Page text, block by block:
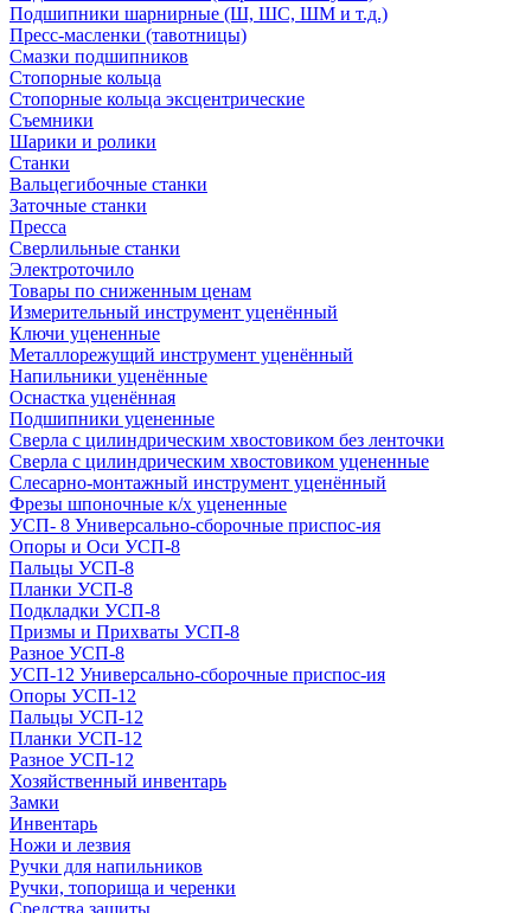
Подшипники шарнирные (Ш, ШС, ШМ и т.д.)
Пресс-масленки (тавотницы)
Смазки подшипников
Стопорные кольца
Стопорные кольца эксцентрические
Съемники
Шарики и ролики
Станки
Вальцегибочные станки
Заточные станки
Пресса
Сверлильные станки
Электроточило
Товары по сниженным ценам
Измерительный инструмент уценённый
Ключи уцененные
Металлорежущий инструмент уценённый
Напильники уценённые
Оснастка уценённая
Подшипники уцененные
Сверла с цилиндрическим хвостовиком без ленточки
Сверла с цилиндрическим хвостовиком уцененные
Слесарно-монтажный инструмент уценённый
Фрезы шпоночные к/х уцененные
УСП- 8 Универсально-сборочные приспос-ия
Опоры и Оси УСП-8
Пальцы УСП-8
Планки УСП-8
Подкладки УСП-8
Призмы и Прихваты УСП-8
Разное УСП-8
УСП-12 Универсально-сборочные приспос-ия
Опоры УСП-12
Пальцы УСП-12
Планки УСП-12
Разное УСП-12
Хозяйственный инвентарь
Замки
Инвентарь
Ножи и лезвия
Ручки для напильников
Ручки, топорища и черенки
Средства защиты